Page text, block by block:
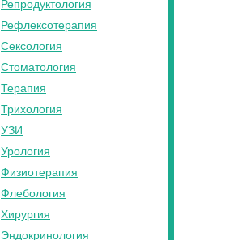
Репродуктология
Рефлексотерапия
Сексология
Стоматология
Терапия
Трихология
УЗИ
Урология
Физиотерапия
Флебология
Хирургия
Эндокринология